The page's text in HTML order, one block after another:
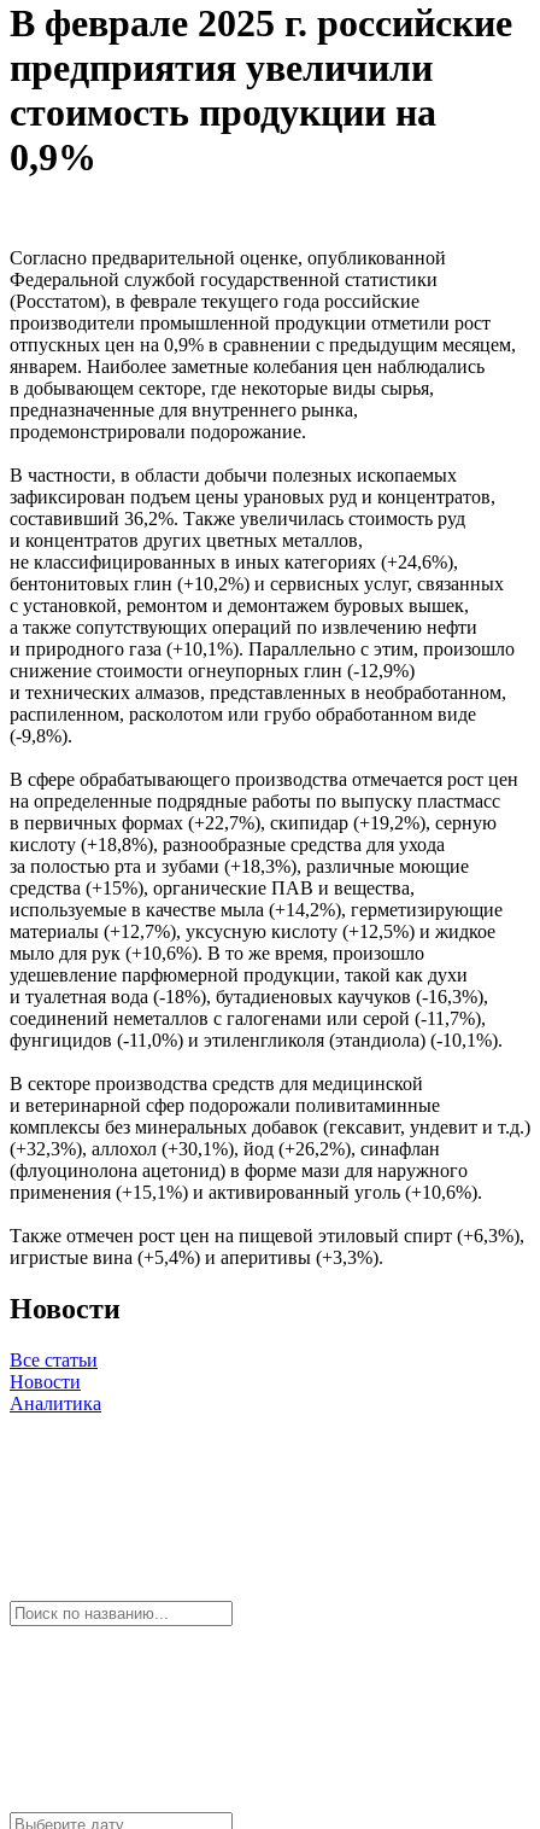
В феврале 2025 г. российские
предприятия увеличили
стоимость продукции на
0,9%
Согласно предварительной оценке, опубликованной
Федеральной службой государственной статистики
(Росстатом), в феврале текущего года российские
производители промышленной продукции отметили рост
отпускных цен на 0,9% в сравнении с предыдущим месяцем,
январем. Наиболее заметные колебания цен наблюдались
в добывающем секторе, где некоторые виды сырья,
предназначенные для внутреннего рынка,
продемонстрировали подорожание.
В частности, в области добычи полезных ископаемых
зафиксирован подъем цены урановых руд и концентратов,
составивший 36,2%. Также увеличилась стоимость руд
и концентратов других цветных металлов,
не классифицированных в иных категориях (+24,6%),
бентонитовых глин (+10,2%) и сервисных услуг, связанных
с установкой, ремонтом и демонтажем буровых вышек,
а также сопутствующих операций по извлечению нефти
и природного газа (+10,1%). Параллельно с этим, произошло
снижение стоимости огнеупорных глин (-12,9%)
и технических алмазов, представленных в необработанном,
распиленном, расколотом или грубо обработанном виде
(-9,8%).
В сфере обрабатывающего производства отмечается рост цен
на определенные подрядные работы по выпуску пластмасс
в первичных формах (+22,7%), скипидар (+19,2%), серную
кислоту (+18,8%), разнообразные средства для ухода
за полостью рта и зубами (+18,3%), различные моющие
средства (+15%), органические ПАВ и вещества,
используемые в качестве мыла (+14,2%), герметизирующие
материалы (+12,7%), уксусную кислоту (+12,5%) и жидкое
мыло для рук (+10,6%). В то же время, произошло
удешевление парфюмерной продукции, такой как духи
и туалетная вода (-18%), бутадиеновых каучуков (-16,3%),
соединений неметаллов с галогенами или серой (-11,7%),
фунгицидов (-11,0%) и этиленгликоля (этандиола) (-10,1%).
В секторе производства средств для медицинской
и ветеринарной сфер подорожали поливитаминные
комплексы без минеральных добавок (гексавит, ундевит и т.д.)
(+32,3%), аллохол (+30,1%), йод (+26,2%), синафлан
(флуоцинолона ацетонид) в форме мази для наружного
применения (+15,1%) и активированный уголь (+10,6%).
Также отмечен рост цен на пищевой этиловый спирт (+6,3%),
игристые вина (+5,4%) и аперитивы (+3,3%).
Новости
Все статьи
Новости
Аналитика